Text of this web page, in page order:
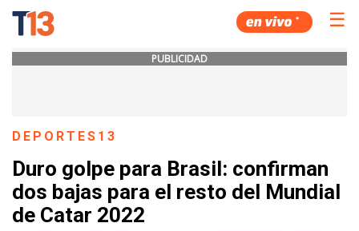
☰
PUBLICIDAD
DEPORTES13
Duro golpe para Brasil: confirman
dos bajas para el resto del Mundial
de Catar 2022